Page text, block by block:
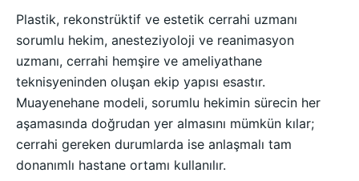
Plastik, rekonstrüktif ve estetik cerrahi uzmanı
sorumlu hekim, anesteziyoloji ve reanimasyon
uzmanı, cerrahi hemşire ve ameliyathane
teknisyeninden oluşan ekip yapısı esastır.
Muayenehane modeli, sorumlu hekimin sürecin her
aşamasında doğrudan yer almasını mümkün kılar;
cerrahi gereken durumlarda ise anlaşmalı tam
donanımlı hastane ortamı kullanılır.